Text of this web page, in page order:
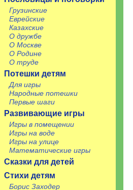
Грузинские
Еврейские
Казахские
О дружбе
О Москве
О Родине
О труде
Потешки детям
Для игры
Народные потешки
Первые шаги
Развивающие игры
Игры в помещении
Игры на воде
Игры на улице
Математические игры
Сказки для детей
Стихи детям
Борис Заходер